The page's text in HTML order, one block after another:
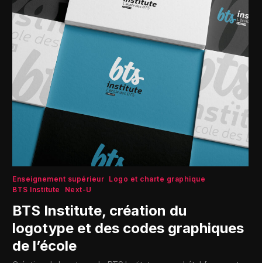
Enseignement supérieur Logo et charte graphique
BTS Institute
Next-U
BTS Institute, création du
logotype et des codes graphiques
de l’école